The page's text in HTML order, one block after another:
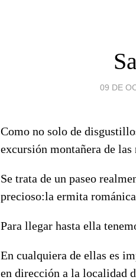
09 DE
Como no solo de
excursión montañera de las
Se trata de un paseo
precioso:la ermita
Para llegar hasta ella
En cualquiera de ellas es
en dirección a la localidad